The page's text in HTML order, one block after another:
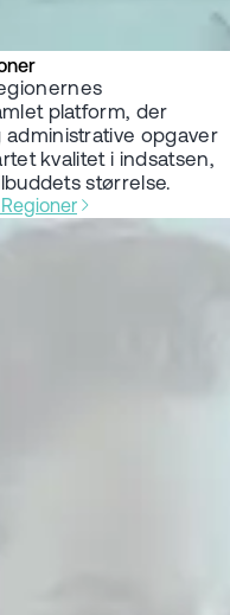
platform, der
opgaver
kvalitet i indsatsen,
størrelse.